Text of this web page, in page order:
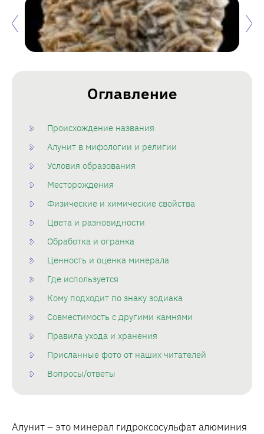
Оглавление
Происхождение названия
Алунит в мифологии и религии
Условия образования
Месторождения
Физические и химические свойства
Цвета и разновидности
Обработка и огранка
Ценность и оценка минерала
Где используется
Кому подходит по знаку зодиака
Совместимость с другими камнями
Правила ухода и хранения
Присланные фото от наших читателей
Вопросы/ответы
Алунит – это минерал гидроксосульфат алюминия